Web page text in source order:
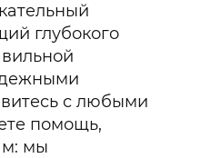
глубокого
с любыми
помощь,
мы